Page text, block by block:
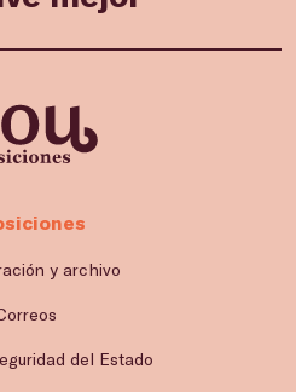
y archivo
del Estado